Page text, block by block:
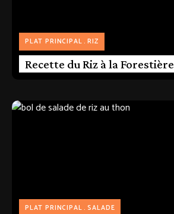
PLAT PRINCIPAL RIZ
Recette du Riz à la Forestière
PLAT PRINCIPAL SALADE